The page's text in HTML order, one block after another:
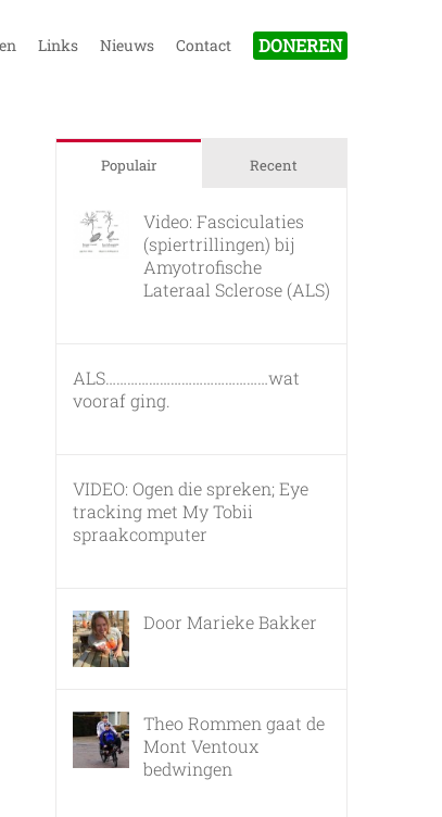
Links Nieuws Contact DONEREN
Populair Recent
Video: Fasciculaties
(spiertrillingen) bij
Amyotrofische
Lateraal Sclerose (ALS)
ALS………………………………………wat
vooraf ging.
VIDEO: Ogen die spreken; Eye
tracking met My Tobii
spraakcomputer
Door Marieke Bakker
Theo Rommen gaat de
Mont Ventoux
bedwingen